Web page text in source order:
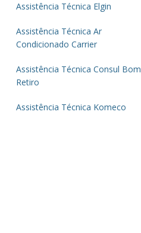
Assistência Técnica Elgin
Assistência Técnica Ar
Condicionado Carrier
Assistência Técnica Consul Bom
Retiro
Assistência Técnica Komeco